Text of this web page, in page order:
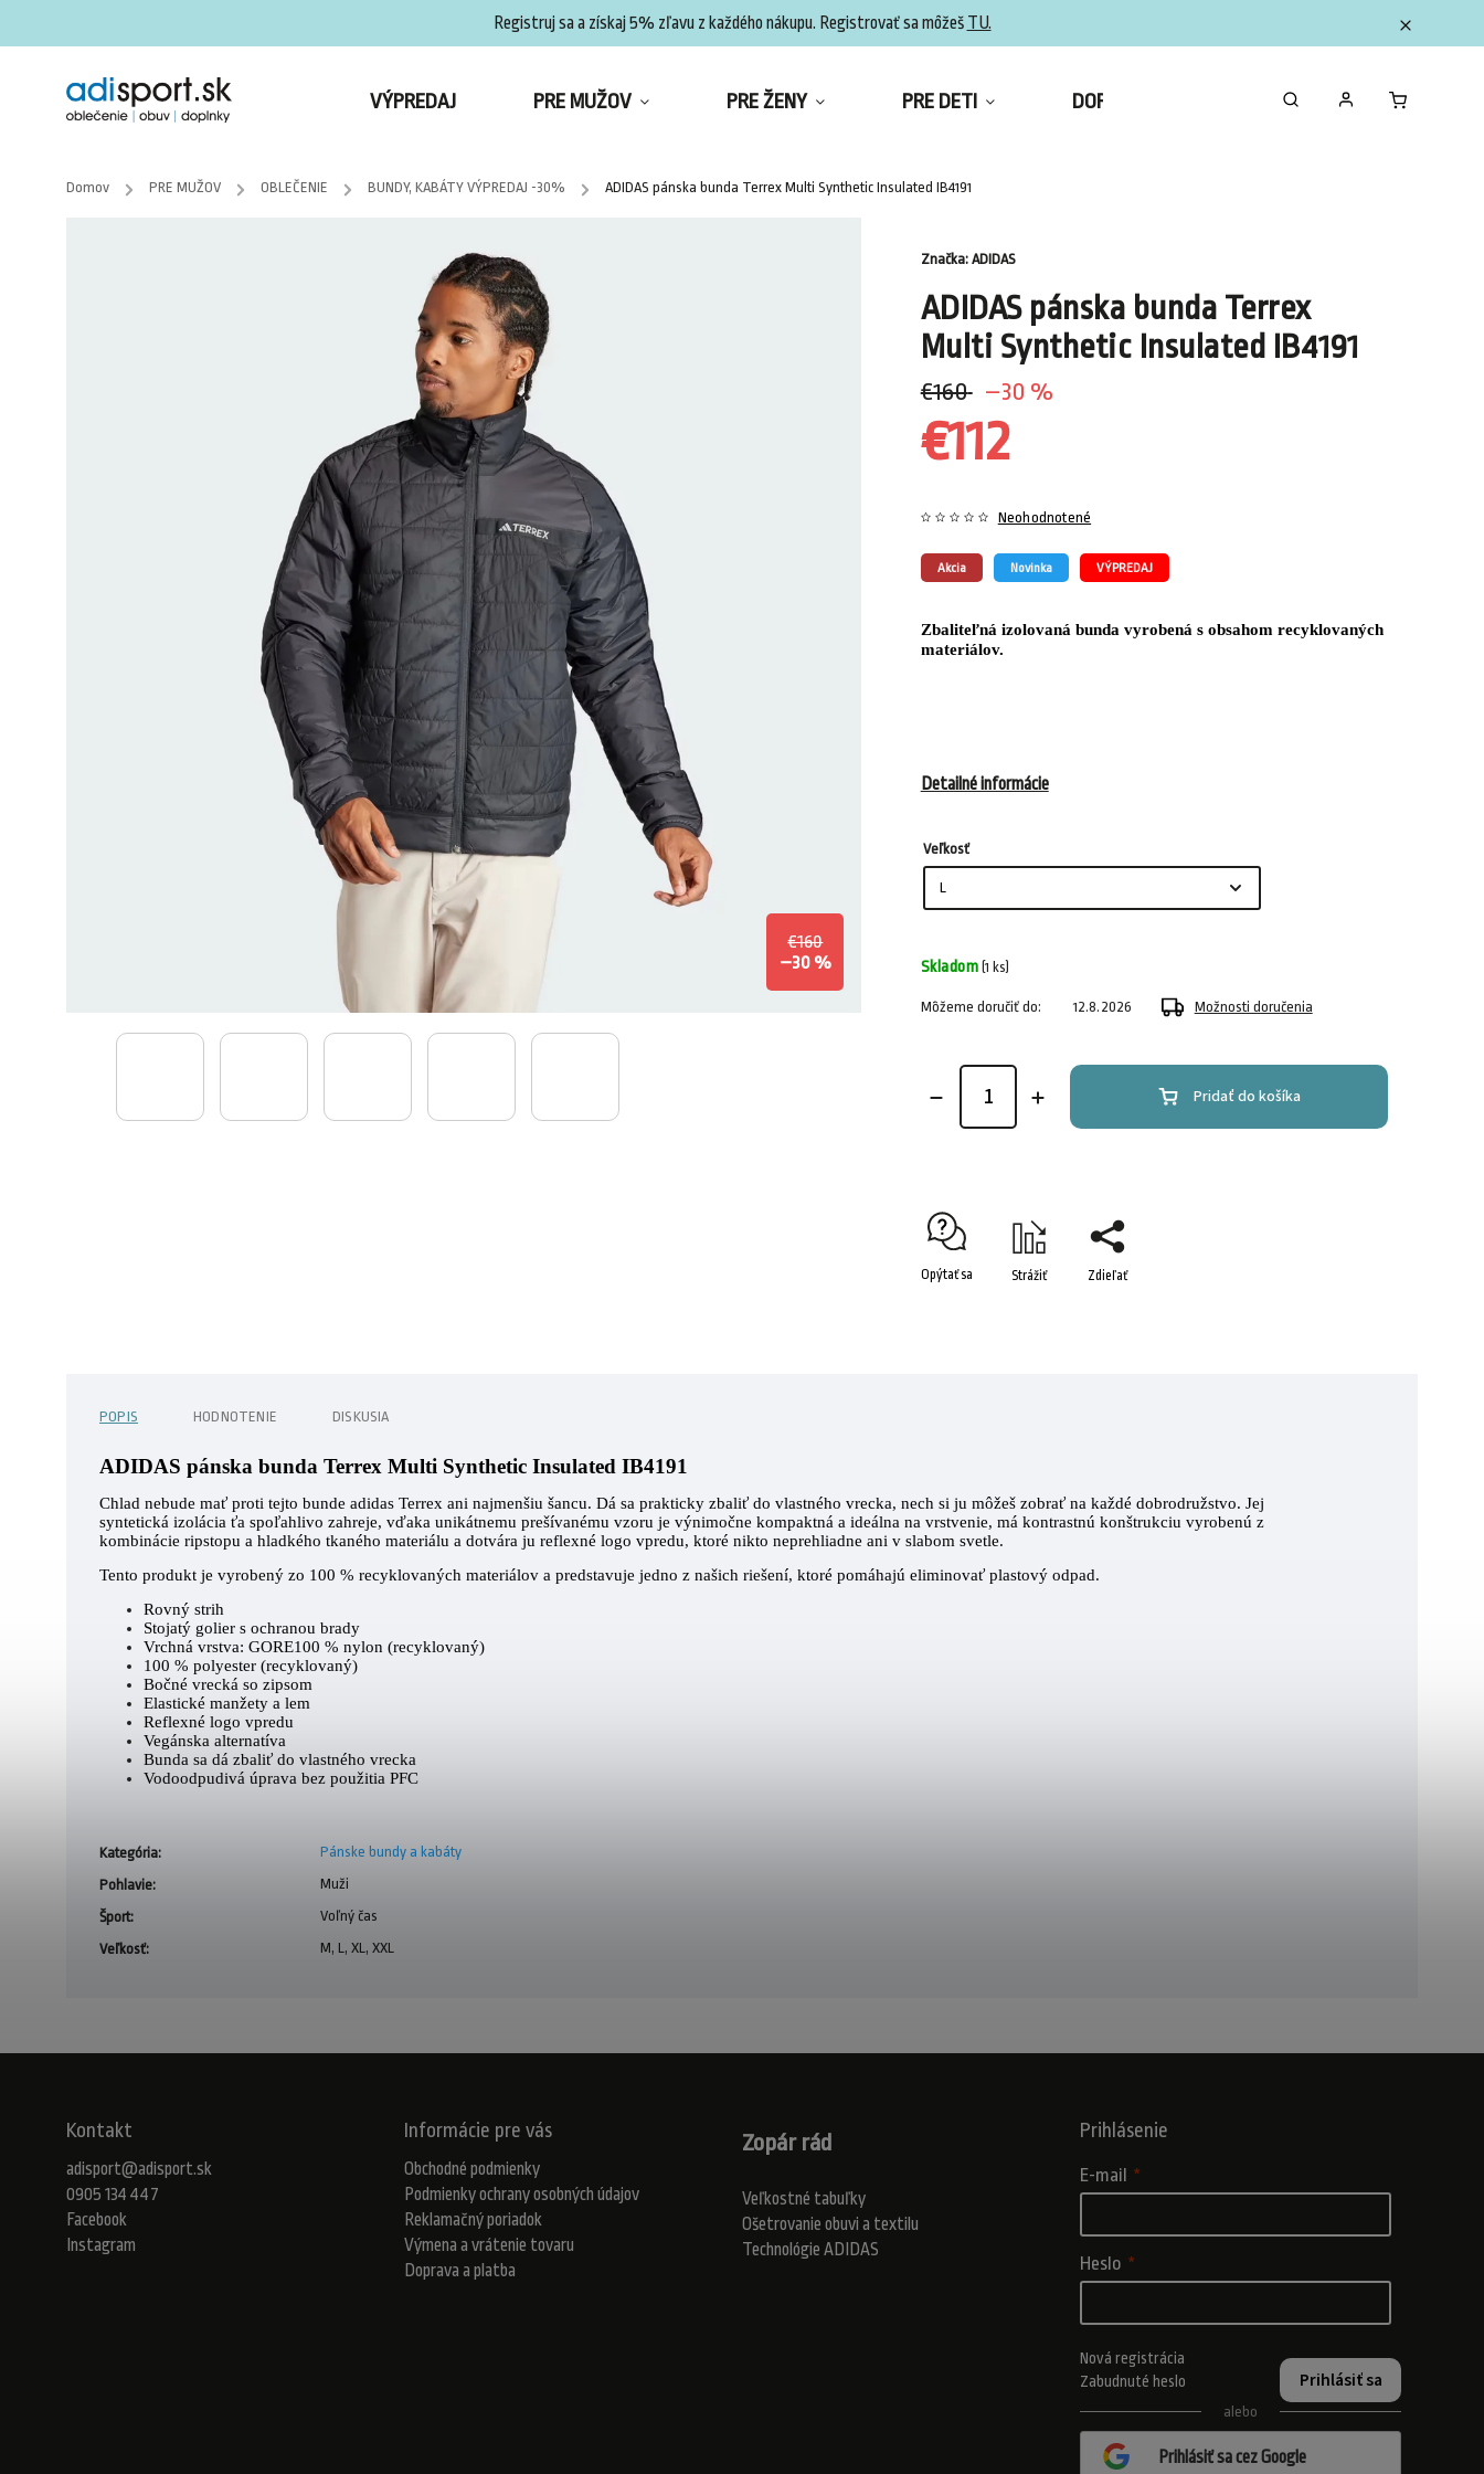
Registruj sa a získaj 5% zľavu z každého nákupu. Registrovať sa môžeš TU.
VÝPREDAJ PRE MUŽOV PRE ŽENY PRE DETI DOPLNKY ZBERATEĽSKÉ FIGURKY
Domov / PRE MUŽOV / OBLEČENIE / BUNDY, KABÁTY VÝPREDAJ -30% / ADIDAS pánska bunda Terrex Multi Synthetic Insulated IB4191
€160
–30 %
ADIDAS pánska bunda Terrex
Multi Synthetic Insulated IB4191
€160 –30 %
€112
Akcia Novinka VÝPREDAJ
Neohodnotené
Zbaliteľná izolovaná bunda vyrobená s obsahom recyklovaných
materiálov.
Detailné informácie
Značka: ADIDAS
Veľkosť
Skladom (1 ks)
Môžeme doručiť do: 12.8.2026 Možnosti doručenia
Pridať do košíka
Opýtať sa Strážiť Zdieľať
POPIS HODNOTENIE DISKUSIA
ADIDAS pánska bunda Terrex Multi Synthetic Insulated IB4191
Chlad nebude mať proti tejto bunde adidas Terrex ani najmenšiu šancu. Dá sa prakticky zbaliť do vlastného vrecka, nech si ju môžeš zobrať na každé dobrodružstvo. Jej
syntetická izolácia ťa spoľahlivo zahreje, vďaka unikátnemu prešívanému vzoru je výnimočne kompaktná a ideálna na vrstvenie, má kontrastnú konštrukciu vyrobenú z
kombinácie ripstopu a hladkého tkaného materiálu a dotvára ju reflexné logo vpredu, ktoré nikto neprehliadne ani v slabom svetle.
Tento produkt je vyrobený zo 100 % recyklovaných materiálov a predstavuje jedno z našich riešení, ktoré pomáhajú eliminovať plastový odpad.
Rovný strih
Stojatý golier s ochranou brady
Vrchná vrstva: GORE100 % nylon (recyklovaný)
100 % polyester (recyklovaný)
Bočné vrecká so zipsom
Elastické manžety a lem
Reflexné logo vpredu
Vegánska alternatíva
Bunda sa dá zbaliť do vlastného vrecka
Vodoodpudivá úprava bez použitia PFC
Kategória:
Pánske bundy a kabáty
Pohlavie:
Muži
Šport:
Voľný čas
Veľkosť: M, L, XL, XXL
Kontakt
adisport@adisport.sk
0905 134 447
Facebook
Instagram
Informácie pre vás
Obchodné podmienky
Podmienky ochrany osobných údajov
Reklamačný poriadok
Výmena a vrátenie tovaru
Doprava a platba
Zopár rád
Veľkostné tabuľky
Ošetrovanie obuvi a textilu
Technológie ADIDAS
Prihlásenie
E-mail
Heslo
Prihlásiť sa
Nová registrácia
Zabudnuté heslo
alebo
Prihlásiť sa cez Google